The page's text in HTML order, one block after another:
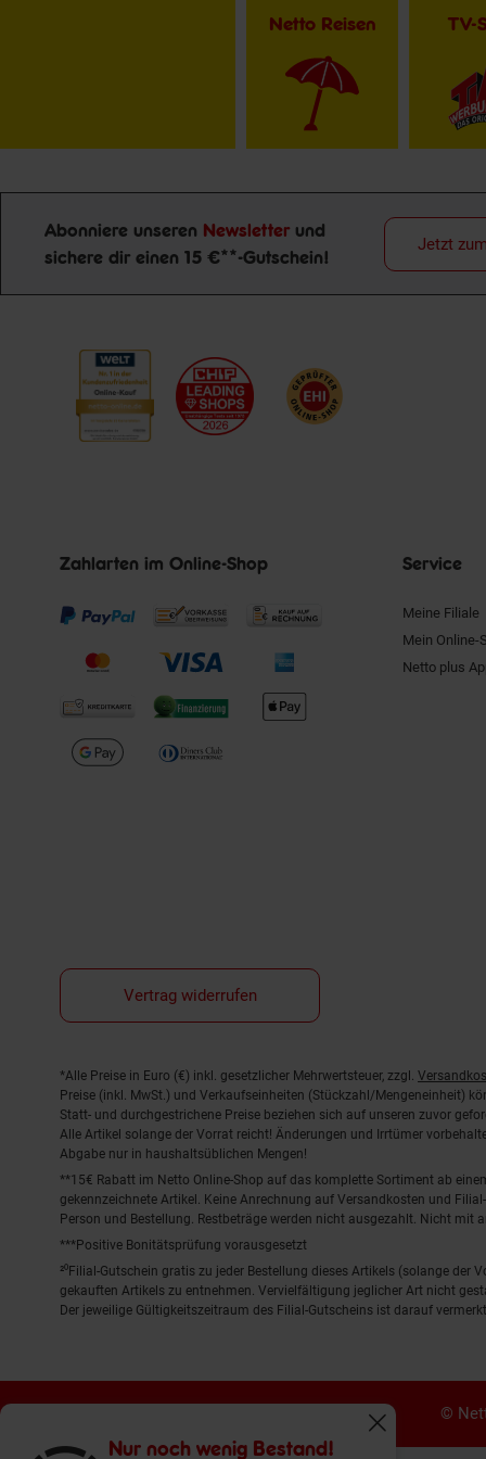
Nur noch wenig Bestand!
Fenster
Netto Reisen TV-
Newsletter Anmeldung
Abonniere unseren Newsletter und
sichere dir einen 15 €**-Gutschein!
Jetzt
Zahlarten im Online-Shop Service
Meine Filiale
Mein Online-
Netto plus
Vertrag widerrufen
Fußnoten
*Alle Preise in Euro (€) inkl. gesetzlicher Mehrwertsteuer, zzgl.
Preise (inkl. MwSt.) und Verkaufseinheiten (Stückzahl/Mengeneinheit)
Statt- und durchgestrichene Preise beziehen sich auf unseren zuvor
Alle Artikel solange der Vorrat reicht! Änderungen und Irrtümer
Abgabe nur in haushaltsüblichen Mengen!
**15€ Rabatt im Netto Online-Shop auf das komplette Sortiment ab
gekennzeichnete Artikel. Keine Anrechnung auf Versandkosten und
Person und Bestellung. Restbeträge werden nicht ausgezahlt. Nicht mit
***Positive Bonitätsprüfung vorausgesetzt
²⁰Filial-Gutschein gratis zu jeder Bestellung dieses Artikels (solange
gekauften Artikels zu entnehmen. Vervielfältigung jeglicher Art nicht
Der jeweilige Gültigkeitszeitraum des Filial-Gutscheins ist darauf
©